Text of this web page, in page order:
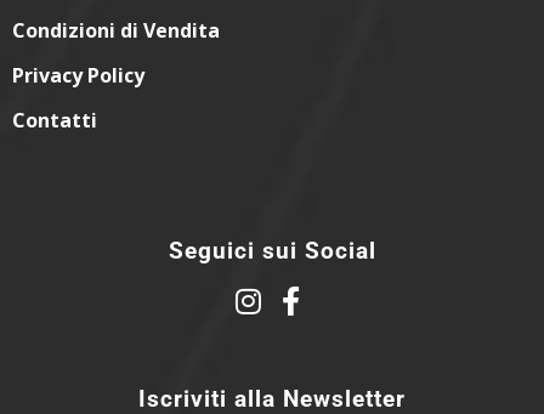
Condizioni di Vendita
Privacy Policy
Contatti
Seguici sui Social
Iscriviti alla Newsletter